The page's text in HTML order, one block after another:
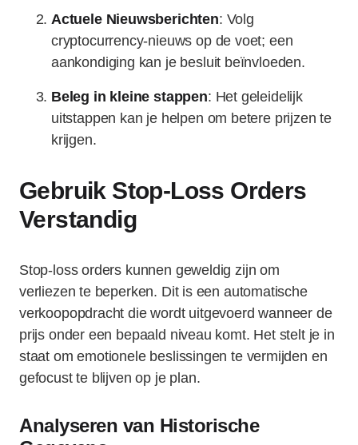
Actuele Nieuwsberichten: Volg
cryptocurrency-nieuws op de voet; een
aankondiging kan je besluit beïnvloeden.
Beleg in kleine stappen: Het geleidelijk
uitstappen kan je helpen om betere prijzen te
krijgen.
Gebruik Stop-Loss Orders
Verstandig
Stop-loss orders kunnen geweldig zijn om
verliezen te beperken. Dit is een automatische
verkoopopdracht die wordt uitgevoerd wanneer de
prijs onder een bepaald niveau komt. Het stelt je in
staat om emotionele beslissingen te vermijden en
gefocust te blijven op je plan.
Analyseren van Historische